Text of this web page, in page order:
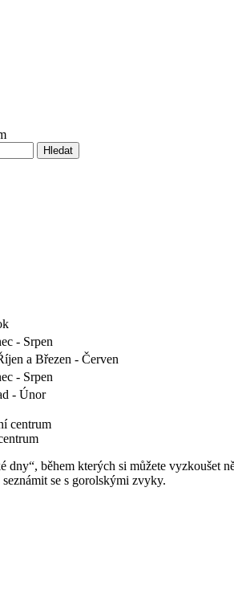
Hledat
- Srpen
a Březen - Červen
- Srpen
- Únor
dny“, během kterých si můžete vyzkoušet
se s gorolskými zvyky.